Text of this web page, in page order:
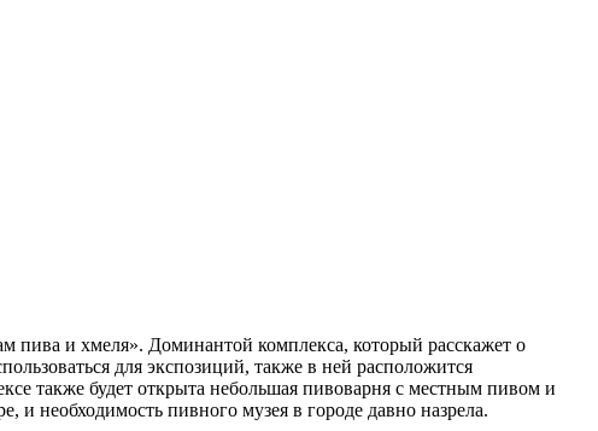
пива и хмеля». Доминантой комплекса, который расскажет о
для экспозиций, также в ней расположится
также будет открыта небольшая пивоварня с местным пивом и
необходимость пивного музея в городе давно назрела.